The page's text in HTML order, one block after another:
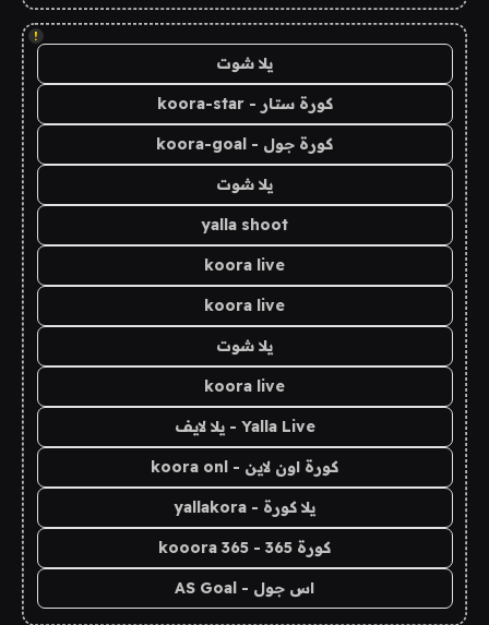
!
يلا شوت
كورة ستار - koora-star
كورة جول - koora-goal
يلا شوت
yalla shoot
koora live
koora live
يلا شوت
koora live
Yalla Live - يلا لايف
كورة اون لاين - koora onl
يلا كورة - yallakora
كورة 365 - kooora 365
اس جول - AS Goal